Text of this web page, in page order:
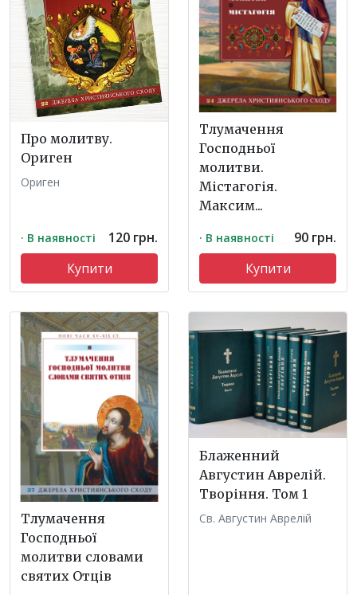
Про молитву.
Ориген
Ориген
· В наявності
120 грн.
Купити
Тлумачення
Господньої
молитви.
Містагогія.
Максим...
· В наявності
90 грн.
Купити
Тлумачення
Господньої
молитви словами
святих Отців
Блаженний
Августин Аврелій.
Творіння. Том 1
Св. Августин Аврелій